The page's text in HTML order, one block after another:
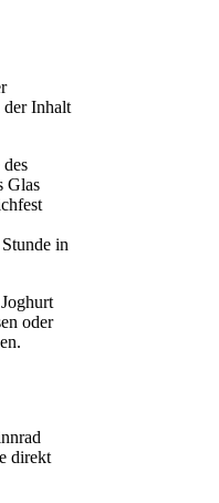
der Inhalt
Glas
in
oder
direkt